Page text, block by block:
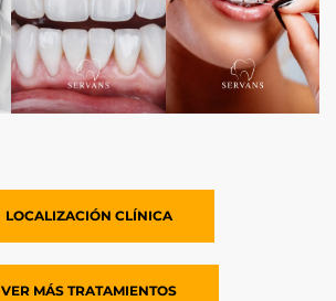
LOCALIZACIÓN CLÍNICA
VER MÁS TRATAMIENTOS